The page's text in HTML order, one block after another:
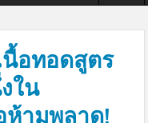
อทอดสูตร
ใน
ห้ามพลาด!